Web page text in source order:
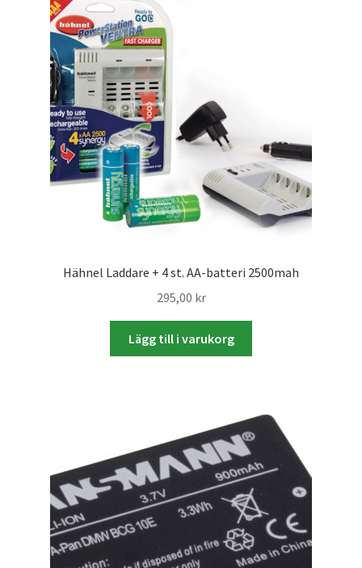
Skrivare & Tillbehör
Skanner
Övrigt
Fotokurs
Framkallning – Digitalt
Framkallning – Analogt
Videoöverföring / Smalfilm
Julkort
Tackkort
Hähnel Laddare + 4 st. AA-batteri 2500mah
295,00 kr
Lägg till i varukorg